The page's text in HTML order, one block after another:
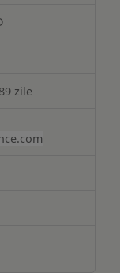
zile